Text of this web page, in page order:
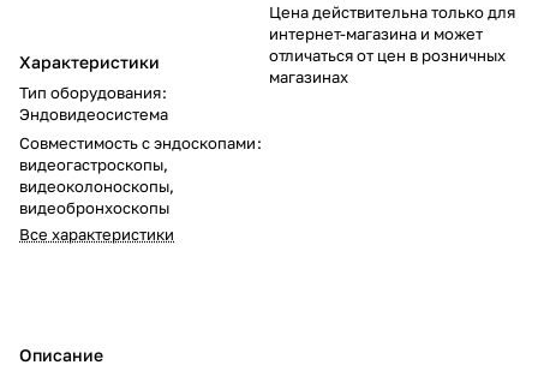
Характеристики
Тип оборудования:
Эндовидеосистема
Совместимость с эндоскопами:
видеогастроскопы,
видеоколоноскопы,
видеобронхоскопы
Все характеристики
Описание
Цена действительна только для
интернет-магазина и может
отличаться от цен в розничных
магазинах